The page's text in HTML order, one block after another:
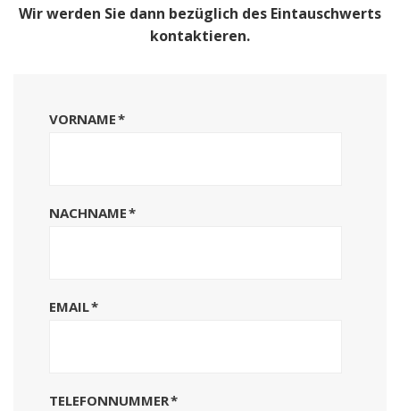
Wir werden Sie dann bezüglich des Eintauschwerts
kontaktieren.
VORNAME*
NACHNAME*
EMAIL*
TELEFONNUMMER*